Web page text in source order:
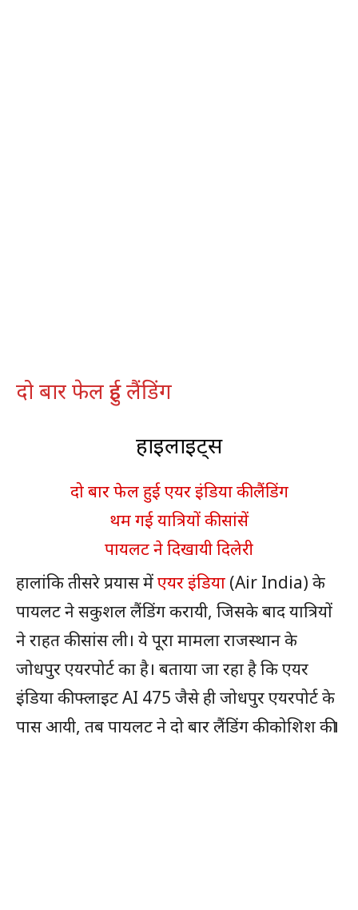
दो बार फेल हुई लैंडिंग
हाइलाइट्स
दो बार फेल हुई एयर इंडिया की लैंडिंग
थम गई यात्रियों की सांसें
पायलट ने दिखायी दिलेरी
हालांकि तीसरे प्रयास मेंएयर इंडिया (Air India) के
पायलट ने सकुशल लैंडिंग करायी, जिसके बाद यात्रियों
ने राहत की सांस ली। ये पूरा मामला राजस्थान के
जोधपुर एयरपोर्ट का है। बताया जा रहा है कि एयर
इंडिया की फ्लाइट AI 475 जैसे ही जोधपुर एयरपोर्ट के
पास आयी, तब पायलट ने दो बार लैंडिंग की कोशिश की।